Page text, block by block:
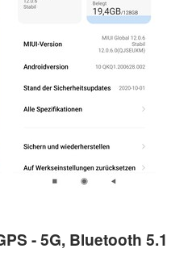
- 5G, Bluetooth 5.1